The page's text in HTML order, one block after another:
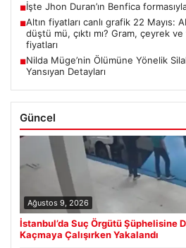
■İşte Jhon Duran’ın Benfica
■Altın fiyatları canlı grafik 22 Mayıs:
düştü mü, çıktı mı? Gram, çeyrek ve
fiyatları
■Nilda Müge’nin Ölümüne Yönelik
Yansıyan Detayları
Güncel
Ağustos 9, 2026
İstanbul’da Suç Örgütü Şüphelisine
Kaçmaya Çalışırken Yakalandı